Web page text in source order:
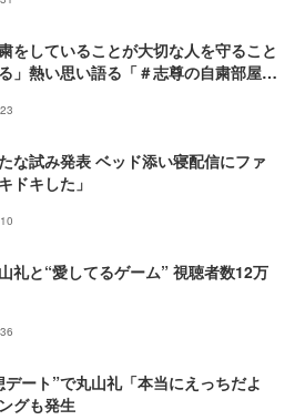
をしていることが大切な人を守ること
」熱い思い語る「＃志尊の自粛部屋」
な試み発表 ベッド添い寝配信にファ
ドキした」
礼と“愛してるゲーム” 視聴者数12万
ート”で丸山礼「本当にえっちだよ
グも発生